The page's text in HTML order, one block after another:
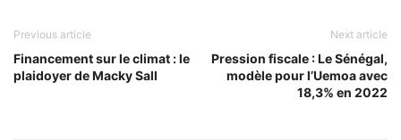
Previous article
Financement sur le climat : le
plaidoyer de Macky Sall
Next article
Pression fiscale : Le Sénégal,
modèle pour l’Uemoa avec
18,3% en 2022